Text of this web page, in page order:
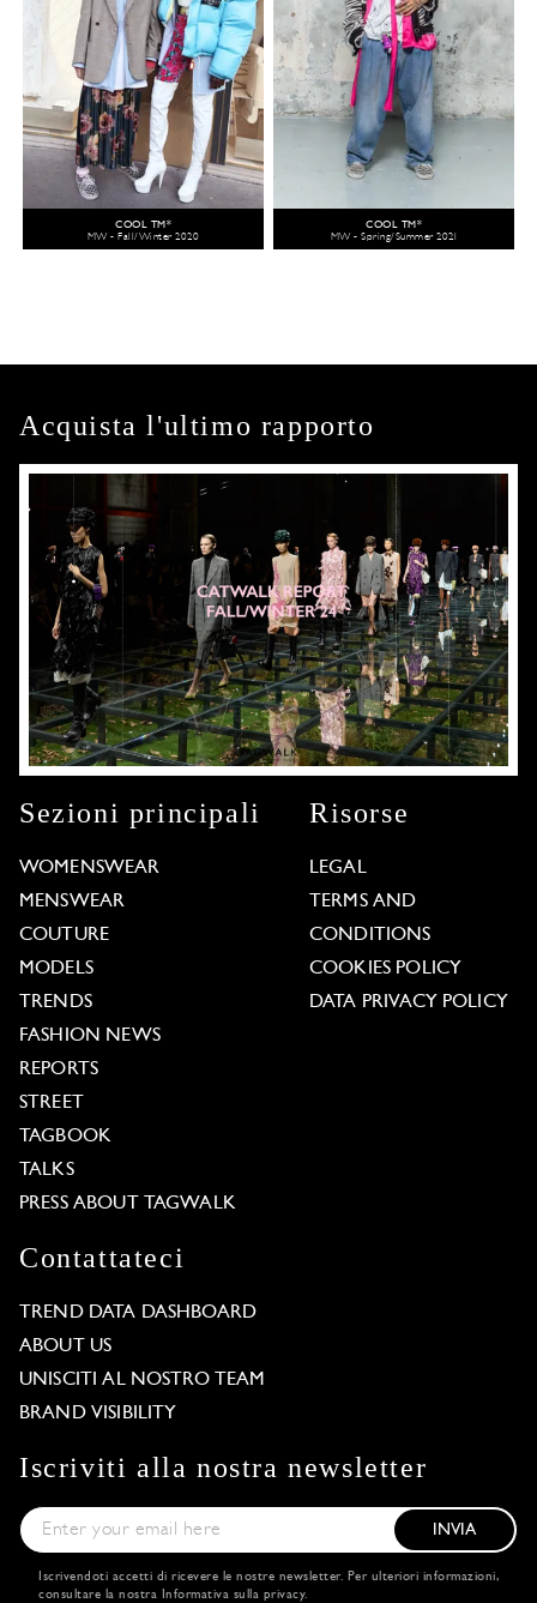
COOL TM*
MW - Fall/Winter 2020
COOL TM*
MW - Spring/Summer 2021
Acquista l'ultimo rapporto
Sezioni principali
WOMENSWEAR
MENSWEAR
COUTURE
MODELS
TRENDS
FASHION NEWS
REPORTS
STREET
TAGBOOK
TALKS
PRESS ABOUT TAGWALK
Risorse
LEGAL
TERMS AND
CONDITIONS
COOKIES POLICY
DATA PRIVACY POLICY
Contattateci
TREND DATA DASHBOARD
ABOUT US
UNISCITI AL NOSTRO TEAM
BRAND VISIBILITY
Iscriviti alla nostra newsletter
INVIA
Iscrivendoti accetti di ricevere le nostre newsletter. Per ulteriori informazioni,
consultare la nostra
Informativa sulla privacy.